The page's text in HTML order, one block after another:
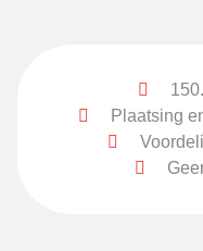
Plaatsing